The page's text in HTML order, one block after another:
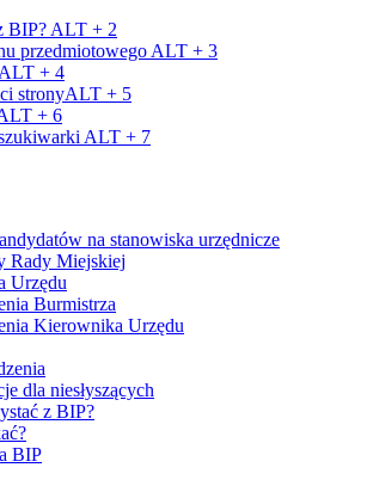
BIP? ALT + 2
przedmiotowego ALT + 3
ALT + 4
stronyALT + 5
+ 6
ALT + 7
na stanowiska urzędnicze
Rady Miejskiej
Urzędu
Burmistrza
Kierownika Urzędu
dla niesłyszących
z BIP?
BIP